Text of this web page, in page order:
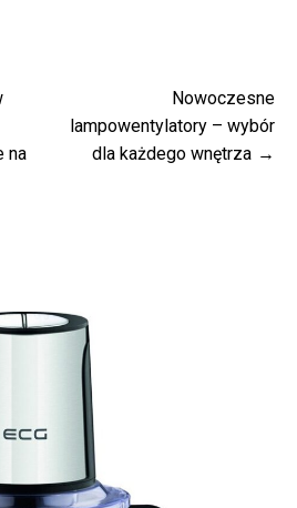
na
Nowoczesne
lampowentylatory – wybór
dla każdego wnętrza